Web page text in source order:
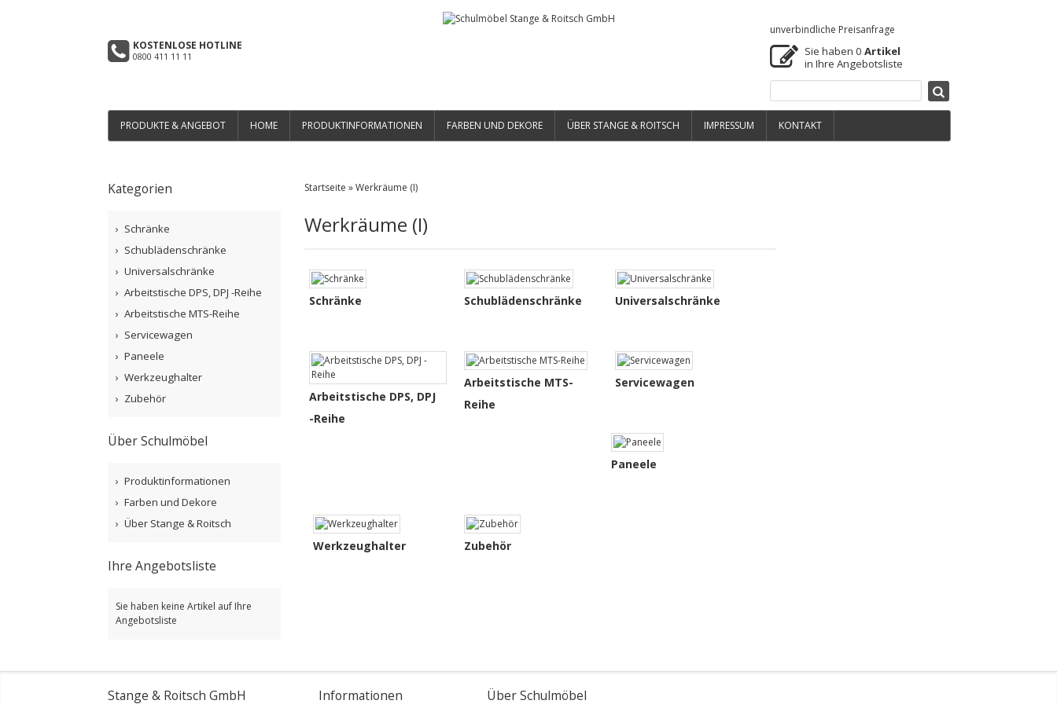
KOSTENLOSE HOTLINE
0800 411 11 11
unverbindliche Preisanfrage
Sie haben 0 Artikel
in Ihre Angebotsliste
PRODUKTE & ANGEBOT HOME PRODUKTINFORMATIONEN FARBEN UND DEKORE ÜBER STANGE & ROITSCH IMPRESSUM KONTAKT
Startseite »Werkräume (I)
Werkräume (I)
Schränke Schublädenschränke Universalschränke
Arbeitstische DPS, DPJ
-Reihe
Arbeitstische MTS-
Reihe
Servicewagen
Paneele
Werkzeughalter Zubehör
Kategorien
Schränke
Schublädenschränke
Universalschränke
Arbeitstische DPS, DPJ -Reihe
Arbeitstische MTS-Reihe
Servicewagen
Paneele
Werkzeughalter
Zubehör
Über Schulmöbel
Produktinformationen
Farben und Dekore
Über Stange & Roitsch
Ihre Angebotsliste
Sie haben keine Artikel auf Ihre
Angebotsliste
Stange & Roitsch GmbH Informationen Über Schulmöbel